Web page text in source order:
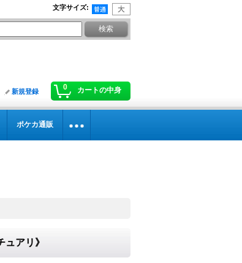
文字サイズ:
0 カートの中身
新規登録
ポケカ通販
アリ》